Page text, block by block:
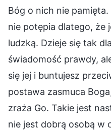
Bóg o nich nie
nie potępia dlatego, że
ludzką. Dzieje się tak
świadomość prawdy,
się jej i buntujesz
postawa zasmuca
zraża Go. Takie jest
nie jest dobrą osobą w